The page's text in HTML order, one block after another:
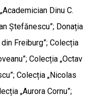
Dinu C.
Ștefănescu”; Donația
Freiburg”; Colecția
Colecția „Octav
Colecția „Nicolas
„Aurora Cornu”;